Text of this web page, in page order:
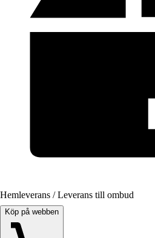
Hemleverans / Leverans till ombud
Köp på webben